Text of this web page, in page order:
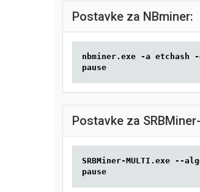
Postavke za NBminer:
nbminer.exe -a etchash -o
pause
Postavke za
SRBMiner-MULTI.exe --
pause